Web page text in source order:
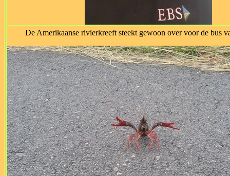
De Amerikaanse rivierkreeft steekt gewoon over voor de bus